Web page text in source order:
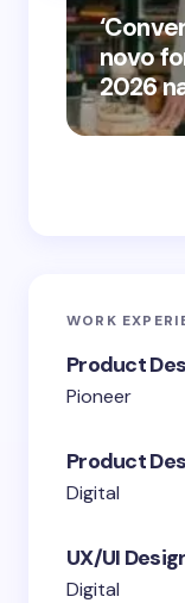
novo
2026
WORK
Product
Pioneer
Product
Digital
UX/UI
Digital